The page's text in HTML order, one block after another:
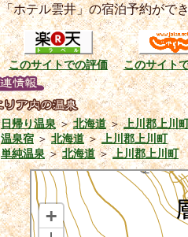
「ホテル雲井」の宿泊予約がで
このサイトでの評価 このサイト
日帰り温泉＞北海道＞上川郡上川
温泉宿＞北海道＞上川郡上川町
単純温泉＞北海道＞上川郡上川町